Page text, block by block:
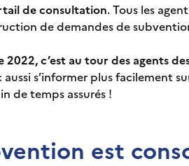
de consultation. Tous les
de demandes de
2022, c’est au tour des agents
s’informer plus facilement
de temps assurés !
est